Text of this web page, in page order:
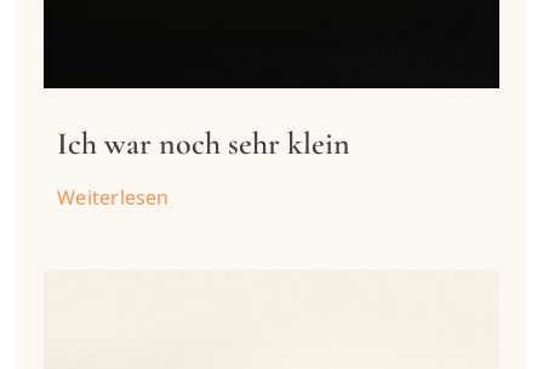
Ich war noch sehr klein
Weiterlesen